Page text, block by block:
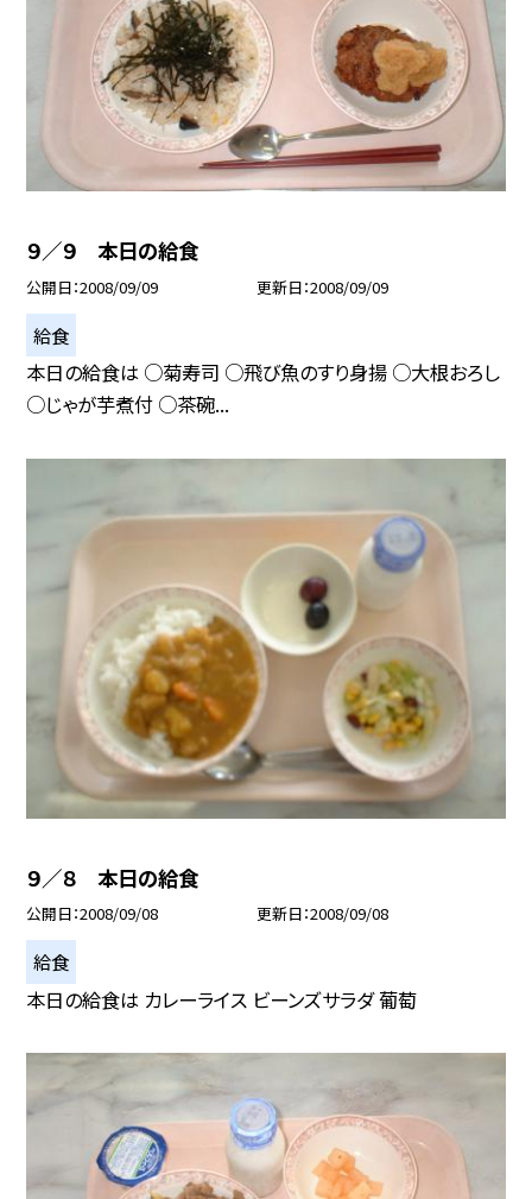
９／９ 本日の給食
公開日 2008/09/09 更新日 2008/09/09
給食
本日の給食は ○菊寿司 ○飛び魚のすり身揚 ○大根おろし
○じゃが芋煮付 ○茶碗...
９／８ 本日の給食
公開日 2008/09/08 更新日 2008/09/08
給食
本日の給食は カレーライス ビーンズサラダ 葡萄